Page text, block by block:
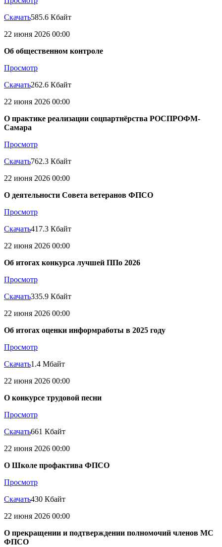
Скачать585.6 Кбайт
22 июня 2026 00:00
Об общественном контроле
Просмотр
Скачать262.6 Кбайт
22 июня 2026 00:00
О практике реализации соцпартнёрства РОСПРОФМ-
Самара
Просмотр
Скачать762.3 Кбайт
22 июня 2026 00:00
О деятельности Совета ветеранов ФПСО
Просмотр
Скачать417.3 Кбайт
22 июня 2026 00:00
Об итогах конкурса лучшей ППо 2026
Просмотр
Скачать335.9 Кбайт
22 июня 2026 00:00
Об итогах оценки информработы в 2025 году
Просмотр
Скачать1.4 Мбайт
22 июня 2026 00:00
О конкурсе трудовой песни
Просмотр
Скачать661 Кбайт
22 июня 2026 00:00
О Школе профактива ФПСО
Просмотр
Скачать430 Кбайт
22 июня 2026 00:00
О прекращении и подтверждении полномочий членов МС
ФПСО